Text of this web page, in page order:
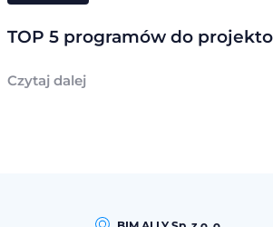
TOP 5 programów do
Czytaj dalej